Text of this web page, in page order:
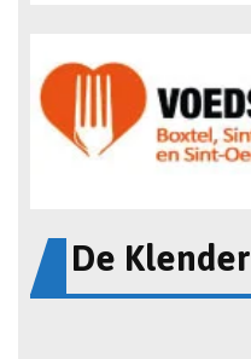
De Klender